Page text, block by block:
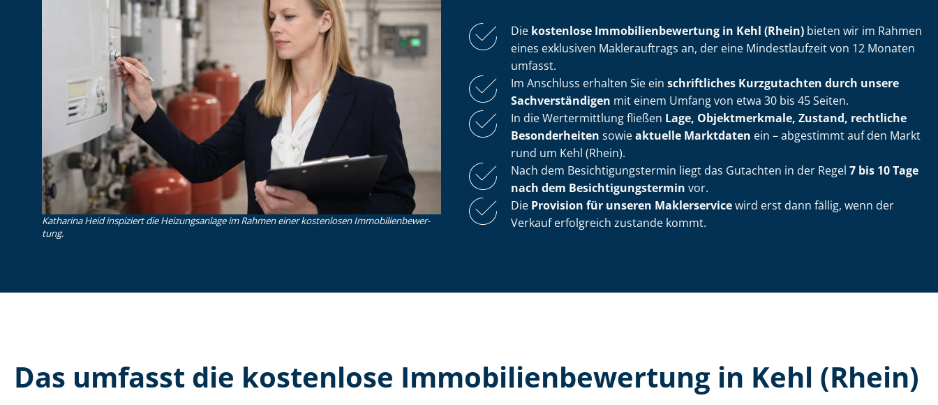
Katharina Heid inspiziert die Heizungsanlage im Rahmen einer kostenlosen Im­mo­bi­li­en­be­wer­
tung.
Die kostenlose Im­mo­bi­li­en­be­wer­tung in Kehl (Rhein) bieten wir im Rahmen
eines exklusiven Maklerauftrags an, der eine Mindestlaufzeit von 12 Monaten
umfasst.
Im Anschluss erhalten Sie ein schriftliches Kurzgutachten durch unsere
Sach­ver­stän­di­gen mit einem Umfang von etwa 30 bis 45 Seiten.
In die Wertermittlung fließen Lage, Objektmerkmale, Zustand, rechtliche
Besonderheiten sowieaktuelle Marktdaten ein – abgestimmt auf den Markt
rund um Kehl (Rhein).
Nach dem Be­sich­ti­gungs­ter­min liegt das Gutachten in der Regel 7 bis 10 Tage
nach dem Be­sich­ti­gungs­ter­min vor.
Die Provision für unseren Maklerservicewird erst dann fällig, wenn der
Verkauf erfolgreich zustande kommt.
Das umfasst die kostenlose Im­mo­bi­li­en­be­wer­tung in Kehl (Rhein)